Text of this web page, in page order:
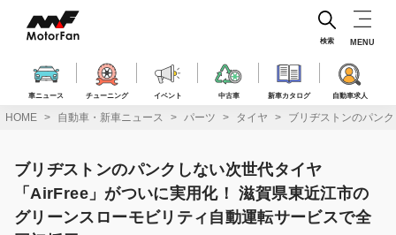
ス
車ニュース チューニング イベント 中古車 新車カタログ 自動車求人
検索 MENU
HOME 自動車・新車ニュース パーツ タイヤ ブリヂストンのパン
ブリヂストンのパンクしない次世代タイヤ
「AirFree」がついに実用化！ 滋賀県東近江市の
グリーンスローモビリティ自動運転サービスで全